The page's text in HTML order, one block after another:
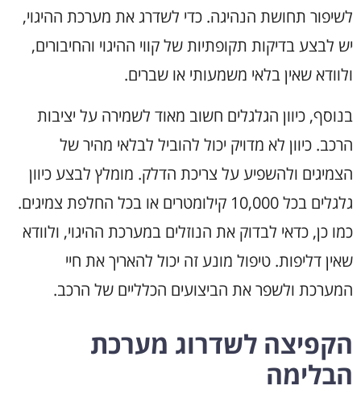
לשיפור תחושת הנהיגה. כדי לשדרג את מערכת ההיגוי,
יש לבצע בדיקות תקופתיות של קווי ההיגוי והחיבורים,
ולוודא שאין בלאי משמעותי או שברים.
בנוסף, כיוון הגלגלים חשוב מאוד לשמירה על יציבות
הרכב. כיוון לא מדויק יכול להוביל לבלאי מהיר של
הצמיגים ולהשפיע על צריכת הדלק. מומלץ לבצע כיוון
גלגלים בכל 10,000 קילומטרים או בכל החלפת צמיגים.
כמו כן, כדאי לבדוק את הנוזלים במערכת ההיגוי, ולוודא
שאין דליפות. טיפול מונע זה יכול להאריך את חיי
המערכת ולשפר את הביצועים הכלליים של הרכב.
הקפיצה לשדרוג מערכת
הבלימה